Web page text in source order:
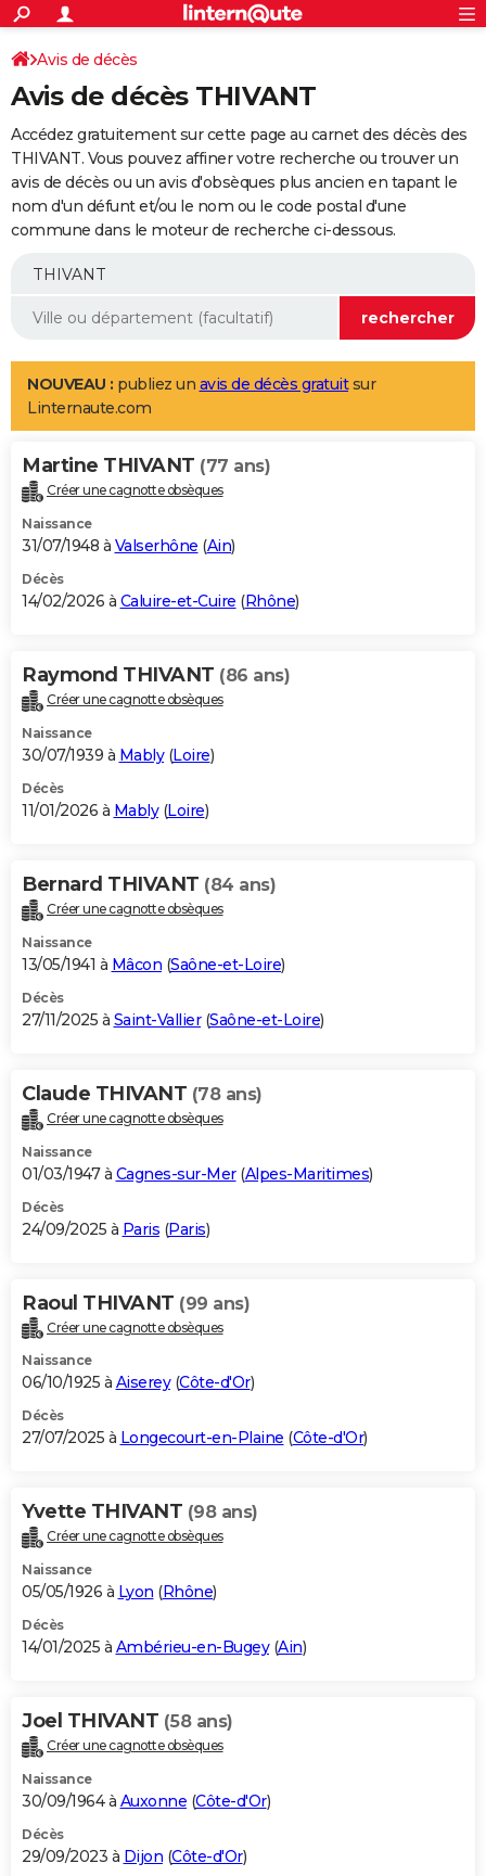
ACTUALITÉS
Politique
Société
Faits Divers
Education
Monde
Villes
+
SPORT
Coupe du monde 2026
Football
Tennis
Cyclisme
Rugby
Forum
Programme TV
TNT
Streaming
Cinéma
Sorties cinéma
Musique
+
FINANCE
Retraite
Epargne
Immobilier
Risques naturels par ville
Banque
Assurance
AUTO
Essais
Réserver un essai
Citadines
Berlines
SUV
Forum auto
+
Mobiles
Meilleur smartphone
Internet
Ordinateurs
Jeux vidéo
Guide high-tech
Aménagement intérieur
LIFESTYLE
Art de vivre
Bien-être
Loisirs
Mode
Modes de vie
Alimentation
Guide de la santé
Maladies
Médicaments
Sommeil
VOYAGE
Destinations
City break
Voyage nature
Voyage de noces
Forum
Climat
+PHOTO
GUIDES D'ACHAT
BONS PLANS
Carte de Noël
Carte Bonne année
Carte Saint-Valentin
Carte Pâques
Carte d'anniversaire
DICTIONNAIRE
Dictionnaire
Biographies
Citations
Expressions
Proverbes
PROGRAMME TV
S'inscrire
Se connecter
Lycées
Collèges
Primaires
Universités
Entreprises
Service militaire
Avis de recherche
AVIS DE DÉCÈS
Bricolage
Lifestyle
Culture
Sport
Auto
Television
Voyage
Cinema
Avis de décès
Avis de décès THIVANT
Accédez gratuitement sur cette page au carnet des décès des
THIVANT. Vous pouvez affiner votre recherche ou trouver un
avis de décès ou un avis d'obsèques plus ancien en tapant le
nom d'un défunt et/ou le nom ou le code postal d'une
commune dans le moteur de recherche ci-dessous.
NOUVEAU : publiez un avis de décès gratuitsur
Linternaute.com
Martine THIVANT (77 ans)
Créer une cagnotte obsèques
Naissance
31/07/1948 à Valserhône (Ain)
Décès
14/02/2026 à Caluire-et-Cuire (Rhône)
Raymond THIVANT (86 ans)
Créer une cagnotte obsèques
Naissance
30/07/1939 à Mably(Loire)
Décès
11/01/2026 à Mably(Loire)
Bernard THIVANT (84 ans)
Créer une cagnotte obsèques
Naissance
13/05/1941 à Mâcon (Saône-et-Loire)
Décès
27/11/2025 à Saint-Vallier(Saône-et-Loire)
Claude THIVANT (78 ans)
Créer une cagnotte obsèques
Naissance
01/03/1947 à Cagnes-sur-Mer(Alpes-Maritimes)
Décès
24/09/2025 à Paris (Paris)
Raoul THIVANT (99 ans)
Créer une cagnotte obsèques
Naissance
06/10/1925 à Aiserey(Côte-d'Or)
Décès
27/07/2025 à Longecourt-en-Plaine (Côte-d'Or)
Yvette THIVANT (98 ans)
Créer une cagnotte obsèques
Naissance
05/05/1926 à Lyon (Rhône)
Décès
14/01/2025 à Ambérieu-en-Bugey(Ain)
Joel THIVANT (58 ans)
Créer une cagnotte obsèques
Naissance
30/09/1964 à Auxonne (Côte-d'Or)
Décès
29/09/2023 à Dijon (Côte-d'Or)